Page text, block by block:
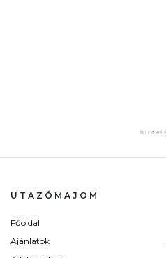
UTAZÓMAJOM
Főoldal
Ajánlatok